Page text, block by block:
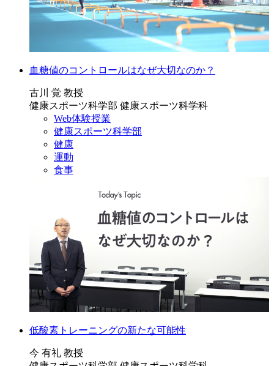
血糖値のコントロールはなぜ大切なのか？
古川 覚 教授
健康スポーツ科学部 健康スポーツ科学科
Web体験授業
健康スポーツ科学部
健康
運動
食事
低酸素トレーニングの新たな可能性
今 有礼 教授